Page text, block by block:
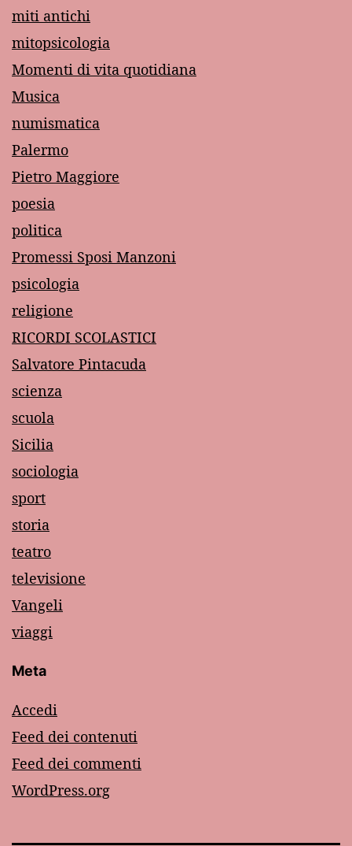
miti antichi
mitopsicologia
Momenti di vita quotidiana
Musica
numismatica
Palermo
Pietro Maggiore
poesia
politica
Promessi Sposi Manzoni
psicologia
religione
RICORDI SCOLASTICI
Salvatore Pintacuda
scienza
scuola
Sicilia
sociologia
sport
storia
teatro
televisione
Vangeli
viaggi
Meta
Accedi
Feed dei contenuti
Feed dei commenti
WordPress.org